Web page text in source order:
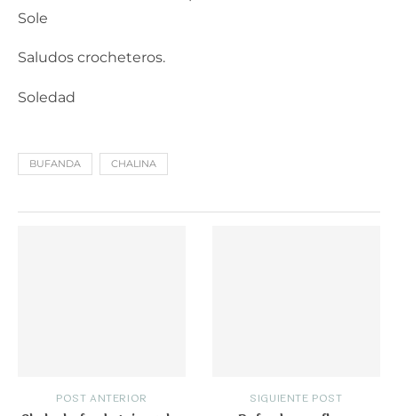
Saludos crocheteros.
Soledad
BUFANDA CHALINA
POST ANTERIOR SIGUIENTE POST